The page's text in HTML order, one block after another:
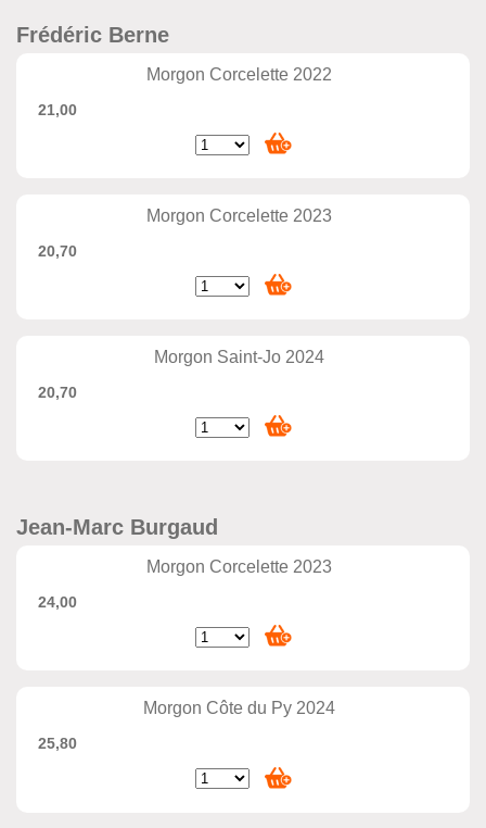
Frédéric Berne
Morgon Corcelette 2022
21,00
Morgon Corcelette 2023
20,70
Morgon Saint-Jo 2024
20,70
Jean-Marc Burgaud
Morgon Corcelette 2023
24,00
Morgon Côte du Py 2024
25,80